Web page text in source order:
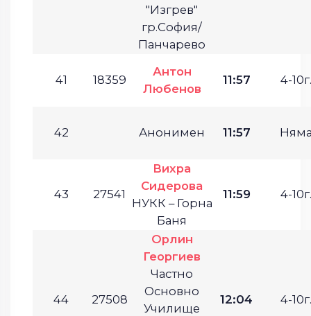
"Изгрев"
гр.София/
Панчарево
41 18359
Антон
Любенов
11:57 4-10г.
42 Анонимен 11:57
43 27541
Вихра
Сидерова
НУКК – Горна
Баня
11:59 4-10г.
44 27508
Орлин
Георгиев
Частно
Основно
Училище
12:04 4-10г.